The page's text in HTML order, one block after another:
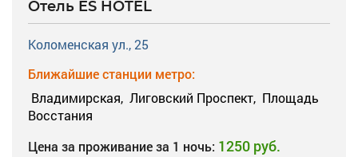
Отель ES HOTEL
Коломенская ул., 25
Ближайшие станции метро:
Владимирская, Лиговский Проспект, Площадь
Восстания
Цена за проживание за 1 ночь: 1250 руб.